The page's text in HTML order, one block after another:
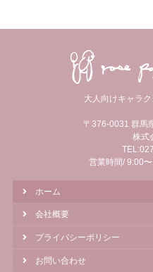
大人向けキャラ
〒376-0031 群馬
株式
営業時間/ 9:00
ホーム
会社概要
プライバシーポリシー
お問い合わせ